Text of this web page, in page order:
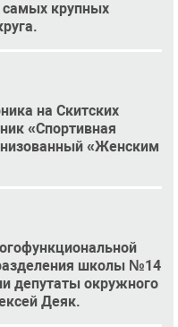
самых крупных
на Скитских
«Спортивная
«Женским
школы №14
депутаты окружного
Деяк.